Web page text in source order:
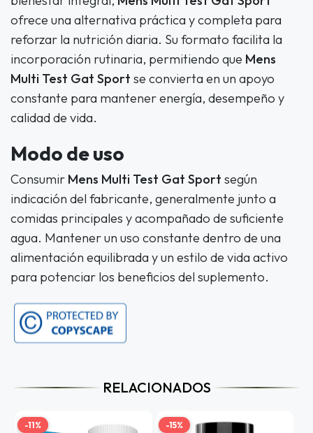
ofrece una alternativa práctica y completa para
reforzar la nutrición diaria. Su formato facilita la
incorporación rutinaria, permitiendo que Mens
Multi Test Gat Sport se convierta en un apoyo
constante para mantener energía, desempeño y
calidad de vida.
Modo de uso
Consumir Mens Multi Test Gat Sport según
indicación del fabricante, generalmente junto a
comidas principales y acompañado de suficiente
agua. Mantener un uso constante dentro de una
alimentación equilibrada y un estilo de vida activo
para potenciar los beneficios del suplemento.
RELACIONADOS
-11% -15%